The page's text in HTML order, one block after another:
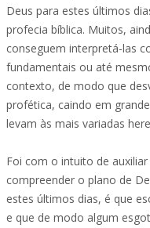
Deus para estes últimos
profecia bíblica. Muitos,
conseguem interpretá-las
fundamentais ou até
contexto, de modo que
profética, caindo em
levam às mais variadas
Foi com o intuito de
compreender o plano de
estes últimos dias, é que
e que de modo algum